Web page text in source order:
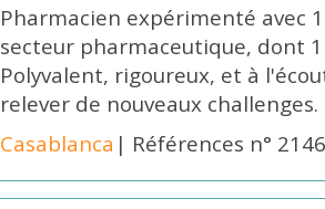
Pharmacien expérimenté avec
secteur pharmaceutique, dont
Polyvalent, rigoureux, et à
relever de nouveaux
Casablanca | Références n°